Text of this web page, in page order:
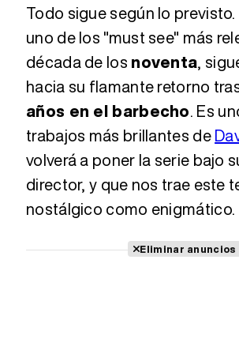
Todo sigue según lo previsto.
uno de los "must see" más
década de los noventa,
hacia su flamante retorno
años en el barbecho. Es
trabajos más brillantes de
volverá a poner la serie bajo
director, y que nos trae este
nostálgico como enigmático.
Eliminar anuncios